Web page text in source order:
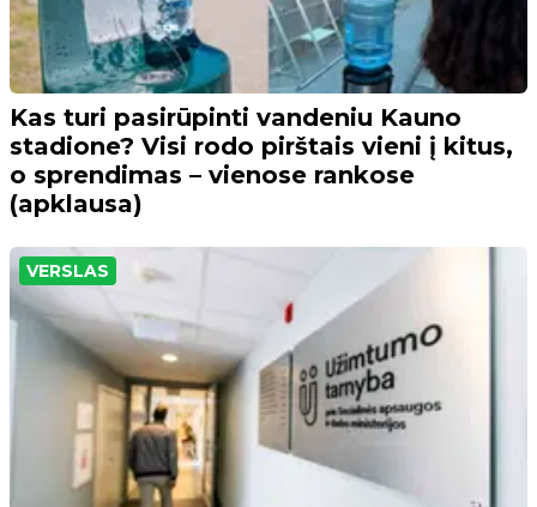
Kas turi pasirūpinti vandeniu Kauno
stadione? Visi rodo pirštais vieni į kitus,
o sprendimas – vienose rankose
(apklausa)
VERSLAS